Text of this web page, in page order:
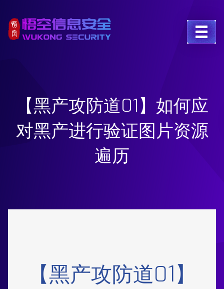
【黑产攻防道01】如何应
对黑产进行验证图片资源
遍历
【黑产攻防道01】